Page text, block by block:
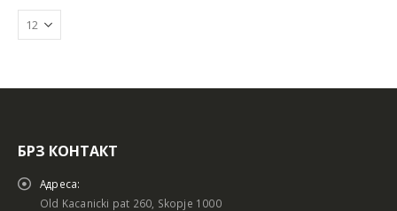
Батериски сет
БРЗ КОНТАКТ
Адреса:
Old Kacanicki pat 260, Skopje 1000